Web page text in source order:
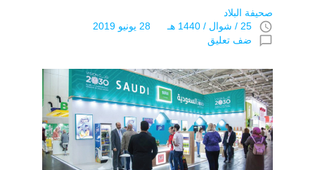
صحيفة البلاد
access_time 25 / شوال / 1440 هـ 28 يونيو 2019
chat_bubble_outline ضف تعليق